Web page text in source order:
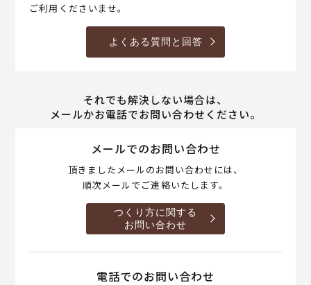
ご利用くださいませ。
よくある質問と回答
それでも解決しない場合は、
メールかお電話でお問い合わせください。
メールでのお問い合わせ
頂きましたメールのお問い合わせには、
順次メールでご連絡いたします。
つくり方に関する
お問い合わせ
電話でのお問い合わせ